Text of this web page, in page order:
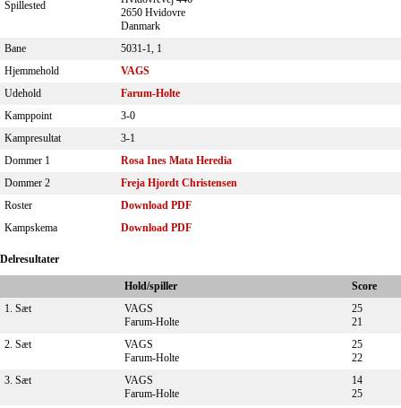
Spillested
2650 Hvidovre
Danmark
Bane
5031-1, 1
Hjemmehold
VAGS
Udehold
Farum-Holte
Kamppoint
3-0
Kampresultat
3-1
Dommer 1
Rosa Ines Mata Heredia
Dommer 2
Freja Hjordt Christensen
Roster
Download PDF
Kampskema
Download PDF
Delresultater
Hold/spiller
Score
1. Sæt
VAGS
Farum-Holte
25
21
2. Sæt
VAGS
Farum-Holte
25
22
3. Sæt
VAGS
Farum-Holte
14
25